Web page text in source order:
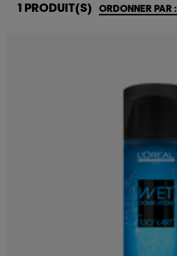
1 PRODUIT(S) ORDONNER PAR :